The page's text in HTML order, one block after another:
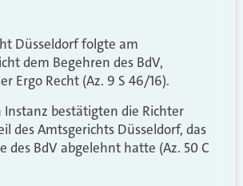
Düsseldorf folgte am
dem Begehren des BdV,
Ergo Recht (Az. 9 S 46/16).
Instanz bestätigten die Richter
des Amtsgerichts Düsseldorf, das
des BdV abgelehnt hatte (Az. 50 C